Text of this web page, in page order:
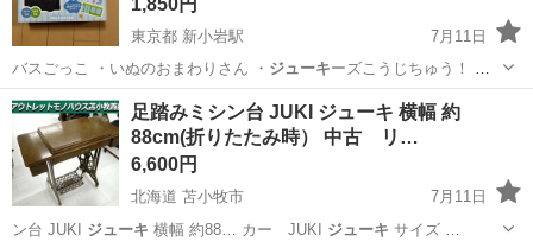
東京都 新小岩駅
7月11日
バスごっこ ・いぬのおまわりさん ・ ジューキーズこうじちゅう！ ・
きしゃぽっぽ …
東京 葛飾区 新小岩駅 おもちゃ のりもの
足踏みミシン台 JUKI ジューキ 横幅 約
88cm(折りたたみ時） 中古 リ…
6,600円
北海道 苫小牧市
7月11日
ン台 JUKI ジューキ 横幅 約88… カー JUKI ジューキ サイズ …